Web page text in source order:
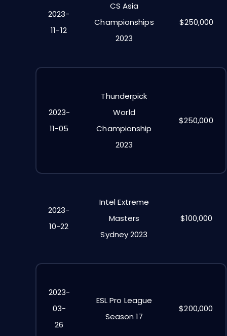
2023-
11-12
CS Asia
Championships
2023
$250,000
2023-
11-05
Thunderpick
World
Championship
2023
$250,000
2023-
10-22
Intel Extreme
Masters
Sydney 2023
$100,000
2023-
03-
26
ESL Pro League
Season 17
$200,000